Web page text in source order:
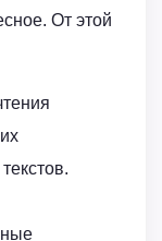
От этой